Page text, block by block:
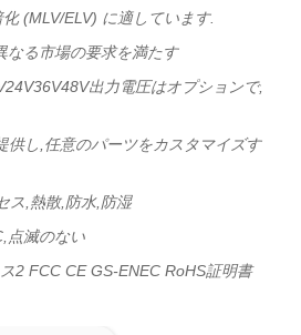
(MLV/ELV) に適しています.
なる市場の要求を満たす
出力電圧はオプションで,
供し,任意のパーツをカスタマイズす
ス,熱散,防水,防湿
点滅のない
2 FCC CE GS-ENEC RoHS証明書